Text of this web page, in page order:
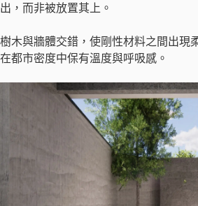
出，而非被放置其上。
樹木與牆體交錯，使剛性材料之間出現
在都市密度中保有溫度與呼吸感。